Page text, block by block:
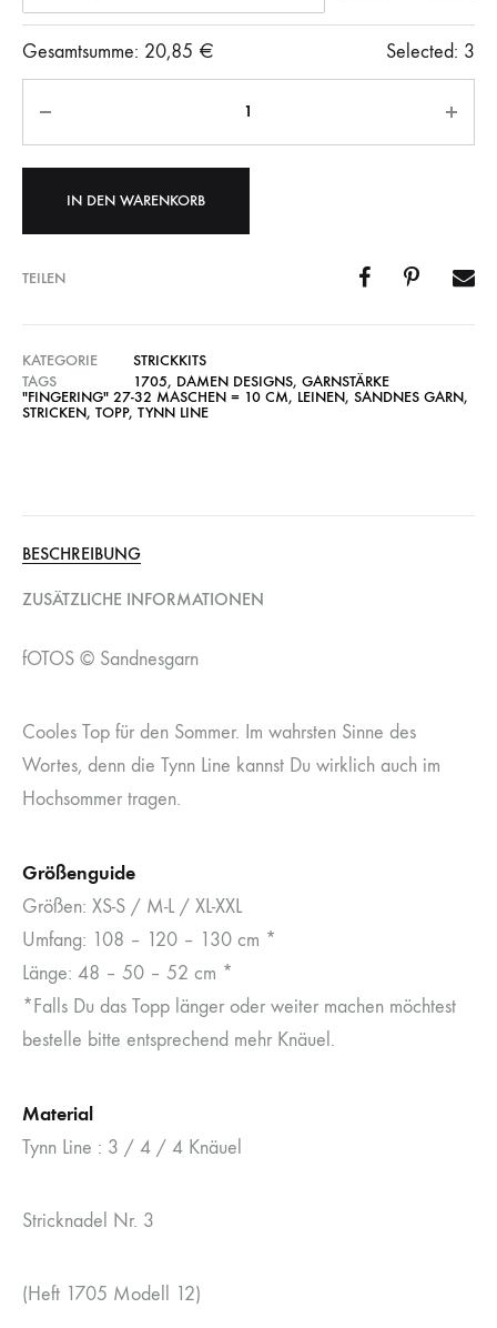
Gesamtsumme: 20,85 € Selected: 3
Anzahl
IN DEN WARENKORB
TEILEN
KATEGORIE
STRICKKITS
TAGS
1705, DAMEN DESIGNS, GARNSTÄRKE
"FINGERING" 27-32 MASCHEN = 10 CM, LEINEN, SANDNES GARN,
STRICKEN, TOPP, TYNN LINE
BESCHREIBUNG
ZUSÄTZLICHE INFORMATIONEN
fOTOS © Sandnesgarn
Cooles Top für den Sommer. Im wahrsten Sinne des
Wortes, denn die Tynn Line kannst Du wirklich auch im
Hochsommer tragen.
Größenguide
Größen: XS-S / M-L / XL-XXL
Umfang: 108 – 120 – 130 cm *
Länge: 48 – 50 – 52 cm *
*Falls Du das Topp länger oder weiter machen möchtest
bestelle bitte entsprechend mehr Knäuel.
Material
Tynn Line : 3 / 4 / 4 Knäuel
Stricknadel Nr. 3
(Heft 1705 Modell 12)